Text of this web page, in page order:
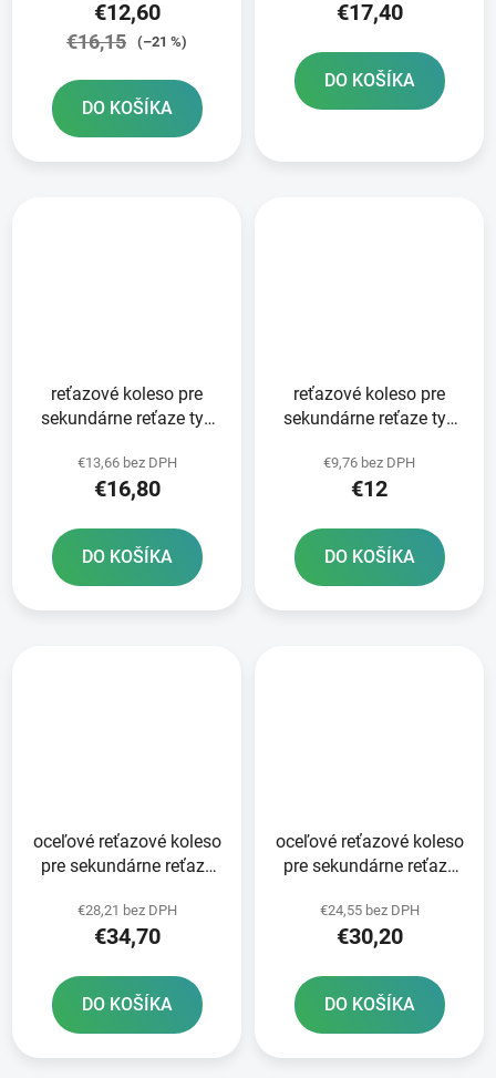
€12,60
€16,15 (–21 %)
DO KOŠÍKA
€17,40
DO KOŠÍKA
reťazové koleso pre
sekundárne reťaze typ
zubov
€13,66 bez DPH
€16,80
DO KOŠÍKA
reťazové koleso pre
sekundárne reťaze typ
zubov
€9,76 bez DPH
€12
DO KOŠÍKA
oceľové reťazové koleso
pre sekundárne reťaze
zubov
€28,21 bez DPH
€34,70
DO KOŠÍKA
oceľové reťazové koleso
pre sekundárne reťaze
zubov
€24,55 bez DPH
€30,20
DO KOŠÍKA